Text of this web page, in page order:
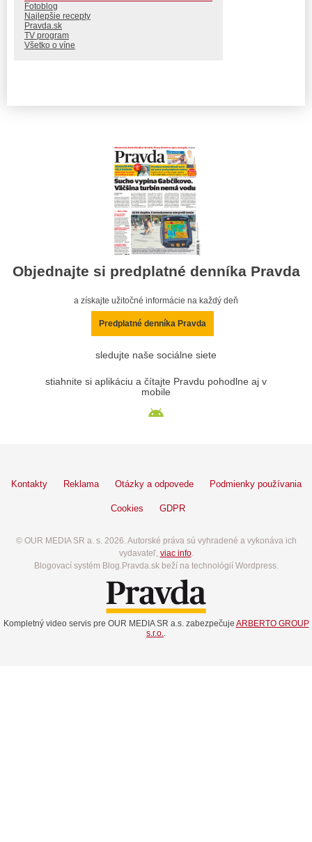
Fotoblog
Najlepšie recepty
Pravda.sk
TV program
Všetko o víne
Objednajte si predplatné denníka Pravda
a získajte užitočné informácie na každý deň
Predplatné denníka Pravda
sledujte naše sociálne siete
stiahnite si aplikáciu a čítajte Pravdu pohodlne aj v
mobile
Kontakty Reklama Otázky a odpovede Podmienky používania
Cookies GDPR
© OUR MEDIA SR a. s. 2026. Autorské práva sú vyhradené a vykonáva ich
vydavateľ, viac info.
Blogovací systém Blog.Pravda.sk beží na technológií Wordpress.
Kompletný video servis pre OUR MEDIA SR a.s. zabezpečuje ARBERTO GROUP
s.r.o..